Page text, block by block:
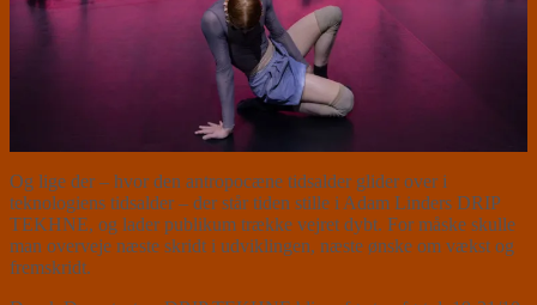
Og lige der – hvor den antropocæne tidsalder glider over i
teknologiens tidsalder – der står tiden stille i Adam Linders DRIP
TEKHNE, og lader publikum trække vejret dybt. For måske skulle
man overveje næste skridt i udviklingen, næste ønske om vækst og
fremskridt.